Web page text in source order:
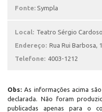
Fonte: Sympla
Local: Teatro Sérgio Cardoso
Endereço: Rua Rui Barbosa,
Telefone: 4003-1212
Obs: As informações acima
declarada. Não foram
publicadas apenas para o